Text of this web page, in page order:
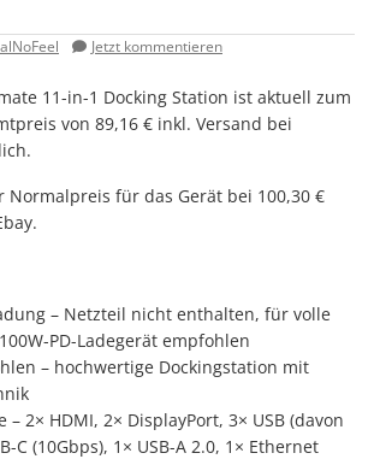
Jetzt kommentieren
11-in-1 Docking Station ist aktuell zum
von 89,16 € inkl. Versand bei
für das Gerät bei 100,30 €
– Netzteil nicht enthalten, für volle
PD-Ladegerät empfohlen
– hochwertige Dockingstation mit
– 2× HDMI, 2× DisplayPort, 3× USB (davon
C (10Gbps), 1× USB-A 2.0, 1× Ethernet